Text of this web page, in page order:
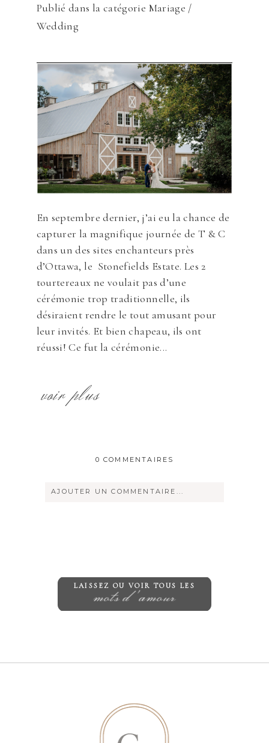
Publié dans la catégorie Mariage /
Wedding
En septembre dernier, j’ai eu la chance de
capturer la magnifique journée de T & C
dans un des sites enchanteurs près
d’Ottawa, le Stonefields Estate. Les 2
tourtereaux ne voulait pas d’une
cérémonie trop traditionnelle, ils
désiraient rendre le tout amusant pour
leur invités. Et bien chapeau, ils ont
réussi! Ce fut la cérémonie...
voir plus
0 COMMENTAIRES
AJOUTER UN COMMENTAIRE...
mots d'amour
LAISSEZ OU VOIR TOUS LES